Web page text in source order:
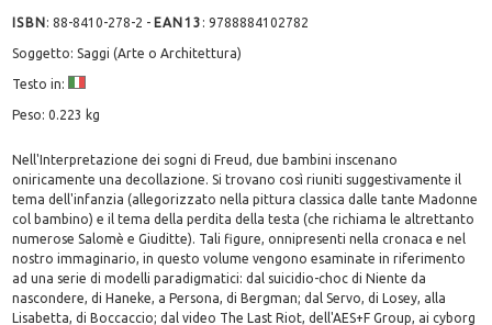
ISBN:88-8410-278-2 - EAN13 :9788884102782
Soggetto: Saggi (Arte o Architettura)
Testo in:
Peso: 0.223 kg
Nell'Interpretazione dei sogni di Freud, due bambini inscenano
oniricamente una decollazione. Si trovano così riuniti suggestivamente il
tema dell'infanzia (allegorizzato nella pittura classica dalle tante Madonne
col bambino) e il tema della perdita della testa (che richiama le altrettanto
numerose Salomè e Giuditte). Tali figure, onnipresenti nella cronaca e nel
nostro immaginario, in questo volume vengono esaminate in riferimento
ad una serie di modelli paradigmatici: dal suicidio-choc di Niente da
nascondere, di Haneke, a Persona, di Bergman; dal Servo, di Losey, alla
Lisabetta, di Boccaccio; dal video The Last Riot, dell'AES+F Group, ai cyborg